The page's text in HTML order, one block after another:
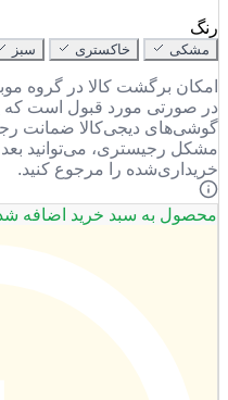
خاکستری سبز
برگشت کالا در گروه موبایل
مورد قبول است که پلمب
دیجی‌کالا ضمانت
را مرجوع کنید.
به سبد خرید اضافه شد